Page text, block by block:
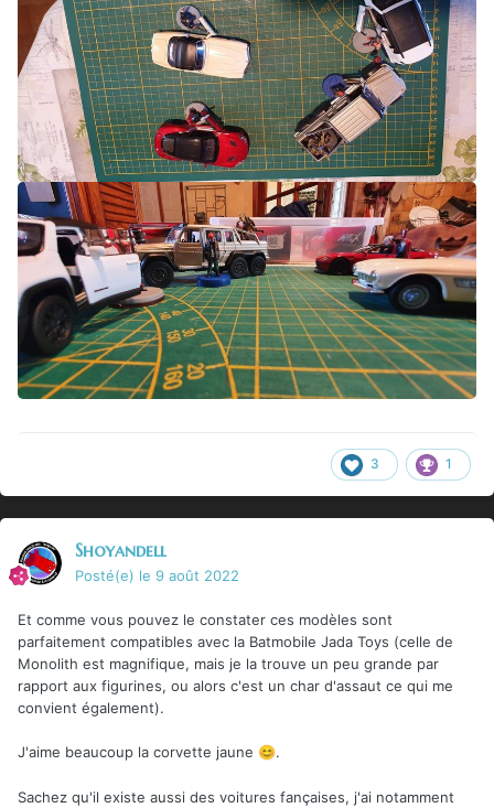
3 1
Shoyandell
Posté(e) le 9 août 2022
Et comme vous pouvez le constater ces modèles sont
parfaitement compatibles avec la Batmobile Jada Toys (celle de
Monolith est magnifique, mais je la trouve un peu grande par
rapport aux figurines, ou alors c'est un char d'assaut ce qui me
convient également).
J'aime beaucoup la corvette jaune 😊.
Sachez qu'il existe aussi des voitures fançaises, j'ai notamment